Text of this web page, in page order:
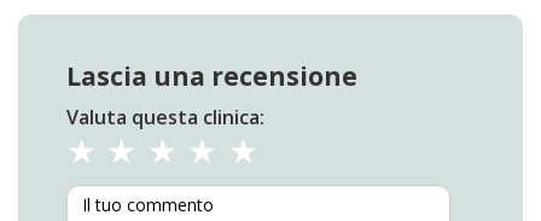
Lascia una recensione
Valuta questa clinica: